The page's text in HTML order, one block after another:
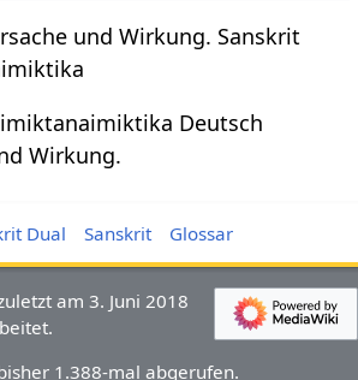
und Wirkung. Sanskrit
Deutsch
Wirkung.
Dual Sanskrit Glossar
am 3. Juni 2018
1.388-mal abgerufen.